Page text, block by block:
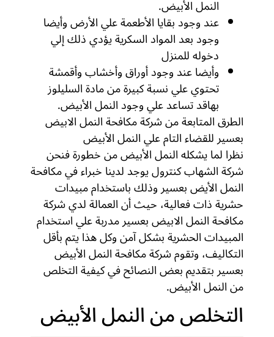
النمل الأبيض.
عند وجود بقايا الأطعمة علي الأرض وأيضا
وجود بعد المواد السكرية يؤدي ذلك إلي
دخوله للمنزل
وأيضا عند وجود أوراق وأخشاب وأقمشة
تحتوي علي نسبة كبيرة من مادة السليلوز
بهاقد تساعد علي وجود النمل الأبيض.
الطرق المتابعة من شركة مكافحة النمل الابيض
بعسير للقضاء التام علي النمل الأبيض
نظرا لما يشكله النمل الأبيض من خطورة فنحن
شركة الشهاب كنترول يوجد لدينا خبراء في مكافحة
النمل الأيض بعسير وذلك باستخدام مبيدات
حشرية ذات فعالية، حيث أن العمالة لدي شركة
مكافحة النمل الابيض بعسير مدربة علي استخدام
المبيدات الحشرية بشكل آمن وكل هذا يتم بأقل
التكاليف، وتقوم شركة مكافحة النمل الأبيض
بعسير بتقديم بعض النصائح في كيفية التخلص
من النمل الأبيض.
التخلص من النمل الأبيض